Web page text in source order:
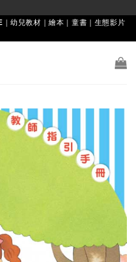
幼兒教材｜繪本｜童書｜生態影片